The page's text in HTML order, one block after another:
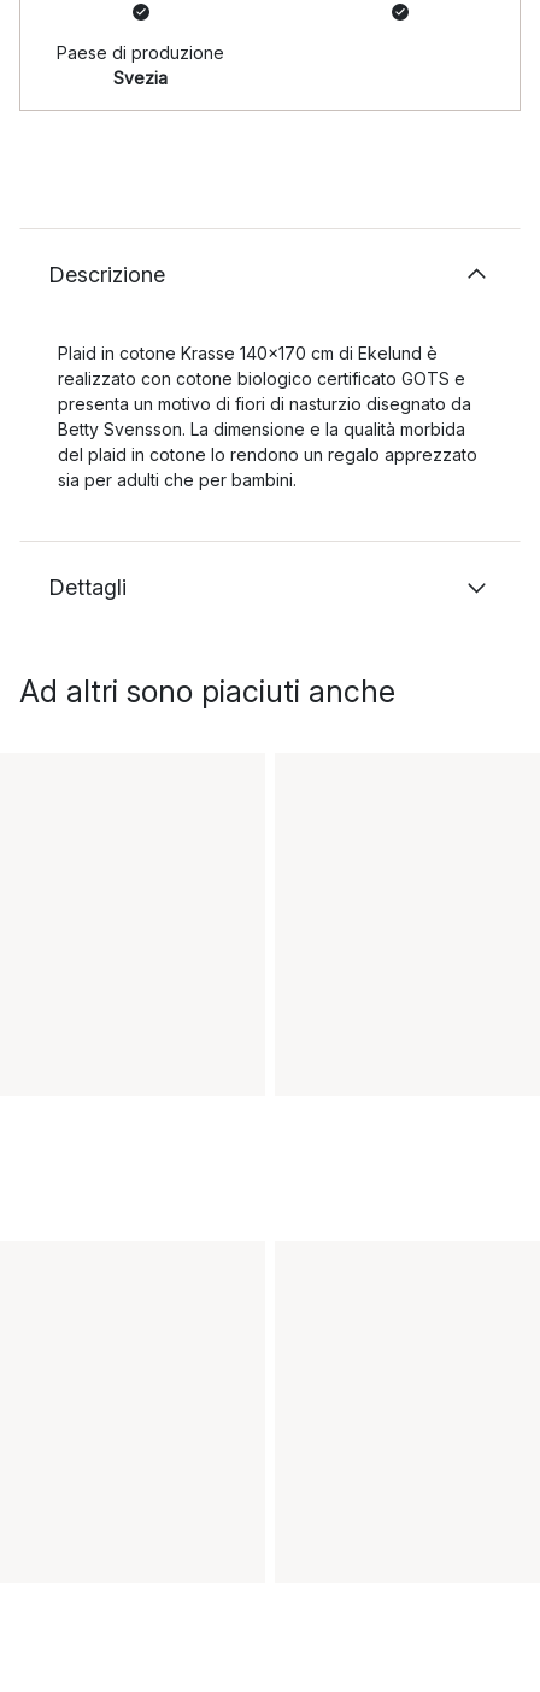
Paese di produzione
Svezia
Descrizione
Plaid in cotone Krasse 140x170 cm di Ekelund è
realizzato con cotone biologico certificato GOTS e
presenta un motivo di fiori di nasturzio disegnato da
Betty Svensson. La dimensione e la qualità morbida
del plaid in cotone lo rendono un regalo apprezzato
sia per adulti che per bambini.
Dettagli
Ad altri sono piaciuti anche